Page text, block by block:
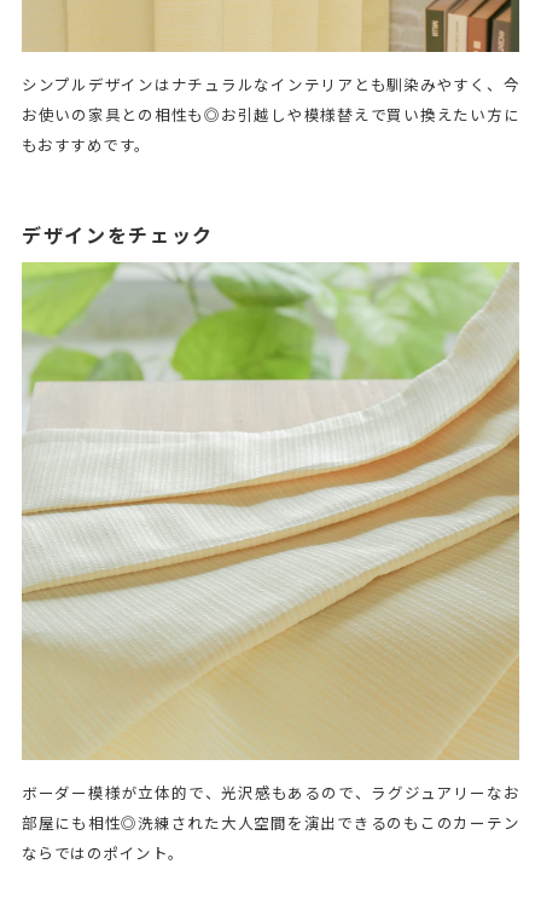
シンプルデザインはナチュラルなインテリアとも馴染みやすく、今
お使いの家具との相性も◎お引越しや模様替えで買い換えたい方に
もおすすめです。
デザインをチェック
ボーダー模様が立体的で、光沢感もあるので、ラグジュアリーなお
部屋にも相性◎洗練された大人空間を演出できるのもこのカーテン
ならではのポイント。